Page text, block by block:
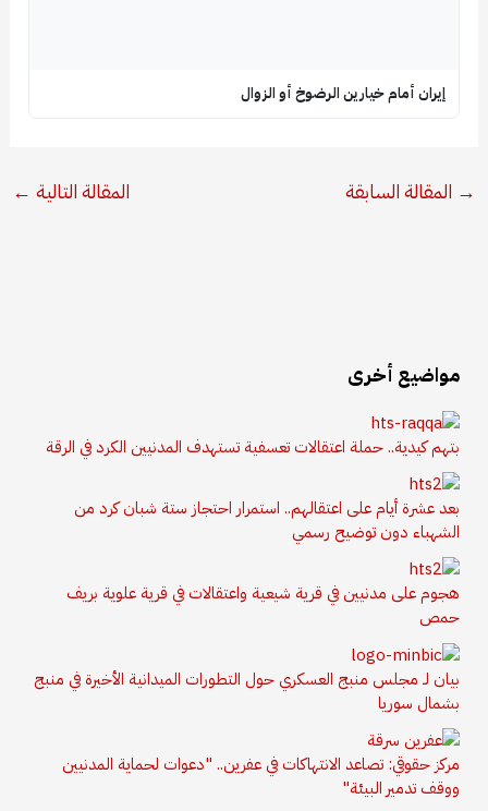
إيران أمام خيارين الرضوخ أو الزوال
→ المقالة السابقة المقالة التالية ←
مواضيع أخرى
بتهم كيدية.. حملة اعتقالات تعسفية تستهدف المدنيين الكرد في الرقة
بعد عشرة أيام على اعتقالهم.. استمرار احتجاز ستة شبان كرد من
الشهباء دون توضيح رسمي
هجوم على مدنيين في قرية شيعية واعتقالات في قرية علوية بريف
حمص
بيان لـ مجلس منبج العسكري حول التطورات الميدانية الأخيرة في منبج
بشمال سوريا
مركز حقوقي: تصاعد الانتهاكات في عفرين.. "دعوات لحماية المدنيين
ووقف تدمير البيئة"